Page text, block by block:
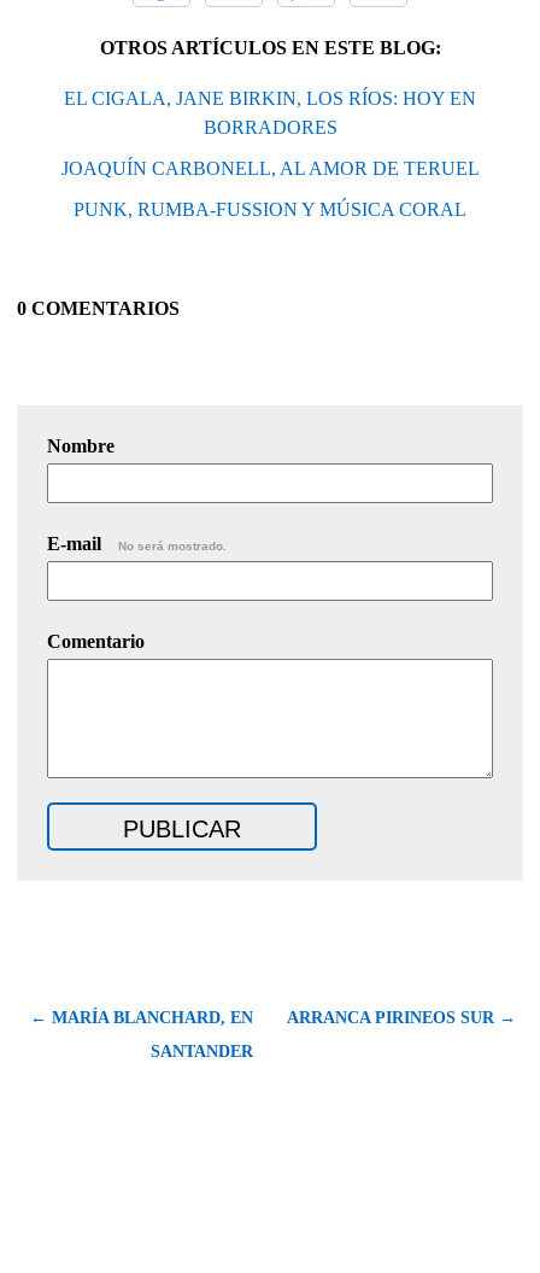
OTROS ARTÍCULOS EN ESTE BLOG:
EL CIGALA, JANE BIRKIN, LOS RÍOS: HOY EN
BORRADORES
JOAQUÍN CARBONELL, AL AMOR DE TERUEL
PUNK, RUMBA-FUSSION Y MÚSICA CORAL
0 COMENTARIOS
Nombre
E-mail No será mostrado.
Comentario
← MARÍA BLANCHARD, EN
SANTANDER
ARRANCA PIRINEOS SUR →